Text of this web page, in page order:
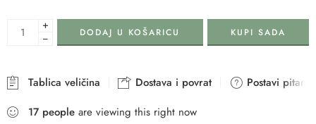
+
−
DODAJ U KOŠARICU KUPI SADA
Tablica veličina Dostava i povrat
Postavi pitanje
17 people are viewing this right now